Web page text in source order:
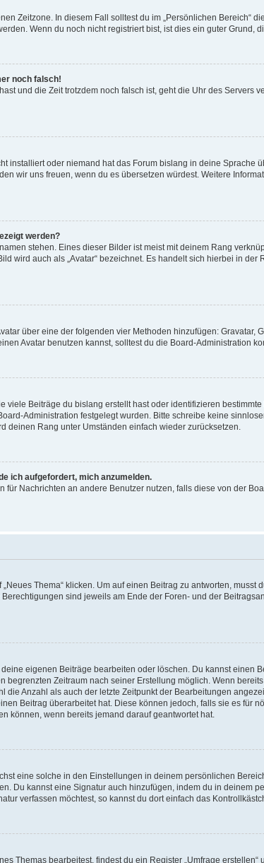
Zeitzone. In diesem Fall solltest du im „Persönlichen Bereich“
Wenn du noch nicht registriert bist, ist dies ein guter Grund,
noch falsch!
und die Zeit trotzdem noch falsch ist, geht die Uhr des Servers
installiert oder niemand hat das Forum bislang in deine Sprache
wir uns freuen, wenn du es übersetzen würdest. Weitere
werden?
stehen. Eines dieser Bilder ist meist mit deinem Rang
wird auch als „Avatar“ bezeichnet. Es handelt sich hierbei in
über eine der folgenden vier Methoden hinzufügen:
Avatar benutzen kannst, solltest du die Board-Administration
viele Beiträge du bislang erstellt hast oder identifizieren
Administration festgelegt wurden. Bitte schreibe keine
deinen Rang unter Umständen einfach wieder zurücksetzen.
ich aufgefordert, mich anzumelden.
für Nachrichten an andere Benutzer nutzen, falls diese von der
Thema“ klicken. Um auf einen Beitrag zu antworten, musst
sind jeweils am Ende der Foren- und der
eigenen Beiträge bearbeiten oder löschen. Du kannst einen
begrenzten Zeitraum nach seiner Erstellung möglich. Wenn
Anzahl als auch der letzte Zeitpunkt der Bearbeitungen
Beitrag überarbeitet hat. Diese können jedoch, falls sie es für
können, wenn bereits jemand darauf geantwortet hat.
eine solche in den Einstellungen in deinem persönlichen
Du kannst eine Signatur auch hinzufügen, indem du in deinem
verfassen möchtest, so kannst du dort einfach das
Themas bearbeitest, findest du ein Register „Umfrage